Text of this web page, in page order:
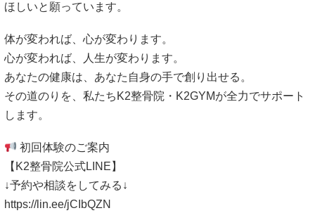
ほしいと願っています。
体が変われば、心が変わります。
心が変われば、人生が変わります。
あなたの健康は、あなた自身の手で創り出せる。
その道のりを、私たちK2整骨院・K2GYMが全力でサポート
します。
初回体験のご案内
【K2整骨院公式LINE】
↓予約や相談をしてみる↓
https://lin.ee/jCIbQZN